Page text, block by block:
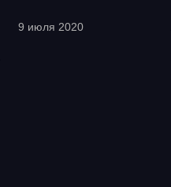
9 июля 2020